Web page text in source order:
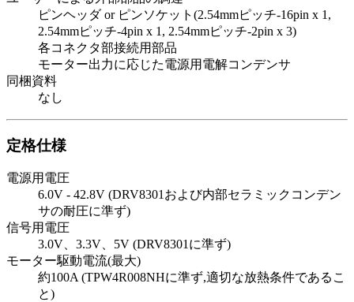
ピンヘッダ or ピンソケット(2.54mmピッチ-16pin x 1,
2.54mmピッチ-4pin x 1, 2.54mmピッチ-2pin x 3)
各コネクタ部接続用部品
モーター出力に応じた電源用電解コンデンサ
同梱資料
なし
定格仕様
電源用電圧
6.0V - 42.8V (DRV8301および内部セラミックコンデン
サの耐圧に準ず)
信号用電圧
3.0V、3.3V、5V (DRV8301に準ず)
モーター駆動電流(最大)
約100A (TPW4R008NHに準ず,適切な放熱条件であるこ
と)